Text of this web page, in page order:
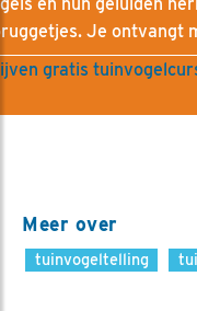
Je ontvangt
gratis
Meer over
tuinvogeltelling